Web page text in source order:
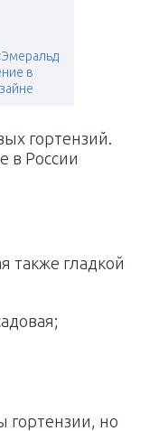
в
гортензий.
в России
также гладкой
но